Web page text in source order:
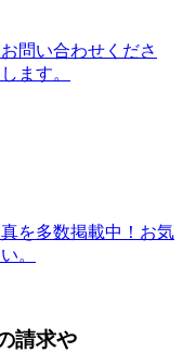
問い合わせくださ
ます。
を多数掲載中！お気
。
請求や